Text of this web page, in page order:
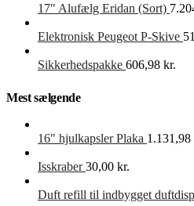
17″ Alufælg Eridan (Sort)
Elektronisk Peugeot P-Skive
Sikkerhedspakke 606,98 kr.
Mest sælgende
16" hjulkapsler Plaka 1.131,98
Isskraber 30,00 kr.
Duft refill til indbygget